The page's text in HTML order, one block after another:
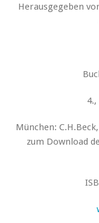
Herausgegeben
München:
zum Download